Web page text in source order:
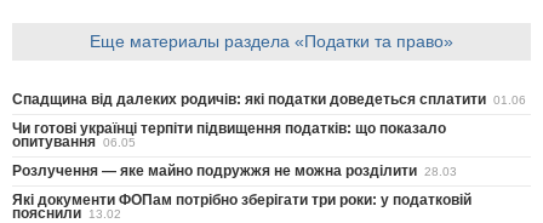
Еще материалы раздела «Податки та право»
Спадщина від далеких родичів: які податки доведеться сплатити 01.06
Чи готові українці терпіти підвищення податків: що показало
опитування 06.05
Розлучення — яке майно подружжя не можна розділити 28.03
Які документи ФОПам потрібно зберігати три роки: у податковій
пояснили 13.02